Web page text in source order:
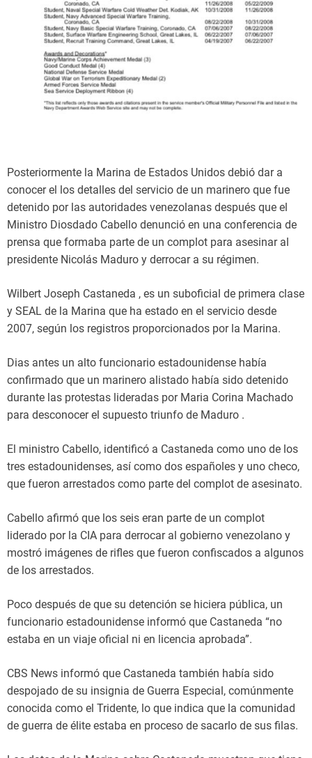
Posteriormente la Marina de Estados Unidos debió dar a
conocer el los detalles del servicio de un marinero que fue
detenido por las autoridades venezolanas después que el
Ministro Diosdado Cabello denunció en una conferencia de
prensa que formaba parte de un complot para asesinar al
presidente Nicolás Maduro y derrocar a su régimen.
Wilbert Joseph Castaneda , es un suboficial de primera clase
y SEAL de la Marina que ha estado en el servicio desde
2007, según los registros proporcionados por la Marina.
Dias antes un alto funcionario estadounidense había
confirmado que un marinero alistado había sido detenido
durante las protestas lideradas por Maria Corina Machado
para desconocer el supuesto triunfo de Maduro .
El ministro Cabello, identificó a Castaneda como uno de los
tres estadounidenses, así como dos españoles y uno checo,
que fueron arrestados como parte del complot de asesinato.
Cabello afirmó que los seis eran parte de un complot
liderado por la CIA para derrocar al gobierno venezolano y
mostró imágenes de rifles que fueron confiscados a algunos
de los arrestados.
Poco después de que su detención se hiciera pública, un
funcionario estadounidense informó que Castaneda “no
estaba en un viaje oficial ni en licencia aprobada”.
CBS News informó que Castaneda también había sido
despojado de su insignia de Guerra Especial, comúnmente
conocida como el Tridente, lo que indica que la comunidad
de guerra de élite estaba en proceso de sacarlo de sus filas.